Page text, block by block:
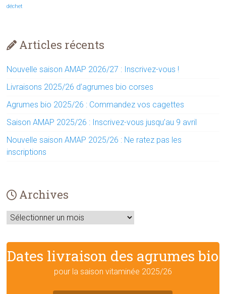
déchet
Articles récents
Nouvelle saison AMAP 2026/27 : Inscrivez-vous !
Livraisons 2025/26 d’agrumes bio corses
Agrumes bio 2025/26 : Commandez vos cagettes
Saison AMAP 2025/26 : Inscrivez-vous jusqu’au 9 avril
Nouvelle saison AMAP 2025/26 : Ne ratez pas les
inscriptions
Archives
Archives
Dates livraison des agrumes bio
pour la saison vitaminée 2025/26